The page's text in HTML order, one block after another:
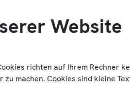
Website
richten auf Ihrem Rechner
machen. Cookies sind kleine